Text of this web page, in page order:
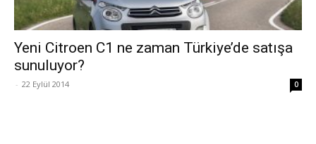
Yeni Citroen C1 ne zaman Türkiye’de satışa
sunuluyor?
- 22 Eylül 2014 0